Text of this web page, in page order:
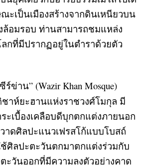
ะเป็นเมืองสร้างจากดินเหนียวบน
ล้อมรอบ ท่านสามารถชมแหล่ง
กที่มีปรากฏอยู่ในตำราด้วยตัว
ข่าน” (Wazir Khan Mosque)
าห์ยะฮานแห่งราชวงศ์โมกุล มี
ะเบื้องเคลือบดีบุกตกแต่งภายนอก
าดศิลปะแนวเฟรสโก้แบบโบสถ์
ศิลปะตะวันตกมาตกแต่งร่วมกับ
ะวันออกที่มีความลงตัวอย่างคาด